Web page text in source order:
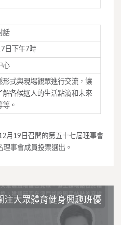
話
日下午7時
心
形式與現場觀眾進行交流，讓
解各候選人的生活點滴和未來
等。
月19日召開的第五十七屆理事會
事會成員投票選出。
注大眾體育健身興趣班優